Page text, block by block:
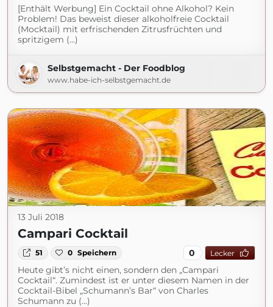
[Enthält Werbung] Ein Cocktail ohne Alkohol? Kein
Problem! Das beweist dieser alkoholfreie Cocktail
(Mocktail) mit erfrischenden Zitrusfrüchten und
spritzigem (...)
Selbstgemacht - Der Foodblog
www.habe-ich-selbstgemacht.de
13 Juli 2018
Campari Cocktail
51 0 Speichern 0 Lecker
Heute gibt’s nicht einen, sondern den „Campari
Cocktail“. Zumindest ist er unter diesem Namen in der
Cocktail-Bibel „Schumann’s Bar“ von Charles
Schumann zu (...)